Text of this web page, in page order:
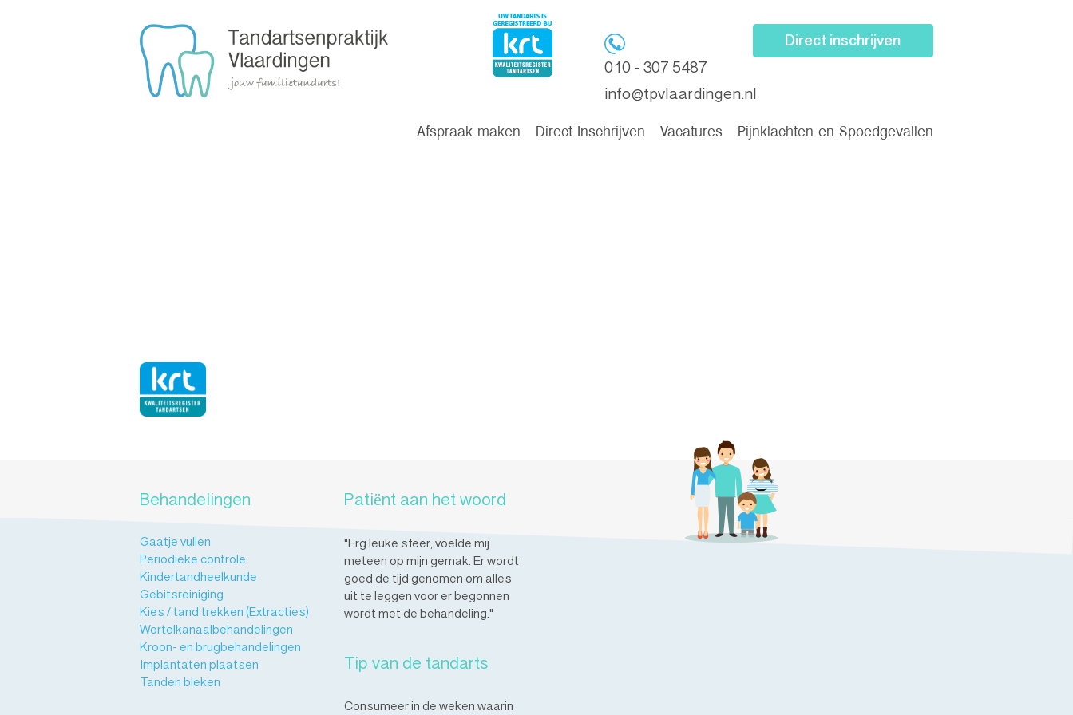
010 - 307 5487
info@tpvlaardingen.nl
Direct inschrijven
Afspraak maken Direct Inschrijven Vacatures Pijnklachten en Spoedgevallen
Behandelingen Patiënt aan het woord
Gaatje vullen
Periodieke controle
Kindertandheelkunde
Gebitsreiniging
Kies / tand trekken (Extracties)
Wortelkanaalbehandelingen
Kroon- en brugbehandelingen
Implantaten plaatsen
Tanden bleken
"Erg leuke sfeer, voelde mij
meteen op mijn gemak. Er wordt
goed de tijd genomen om alles
uit te leggen voor er begonnen
wordt met de behandeling."
Tip van de tandarts
Consumeer in de weken waarin